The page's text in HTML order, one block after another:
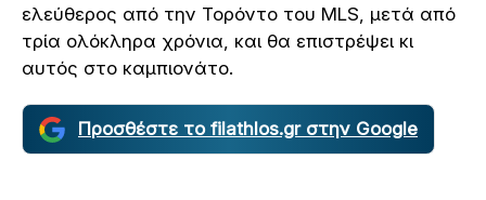
ελεύθερος από την Τορόντο του MLS, μετά από
τρία ολόκληρα χρόνια, και θα επιστρέψει κι
αυτός στο καμπιονάτο.
Προσθέστε το filathlos.gr στην Google